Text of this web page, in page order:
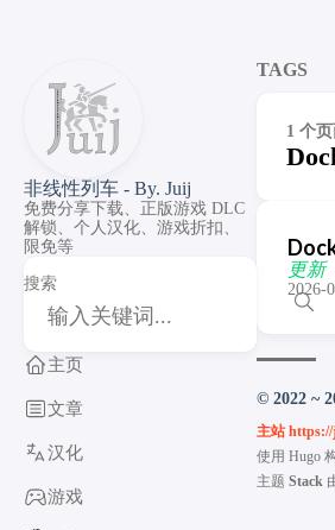
非线性列车 - By. Juij
免费分享下载、正版游戏 DLC
解锁、个人汉化、游戏折扣、
限免等
搜索
主页
文章
汉化
游戏
TAGS
1 个
更新
2026-
© 2022 ~
主站
使用 Hugo
主题 Stack